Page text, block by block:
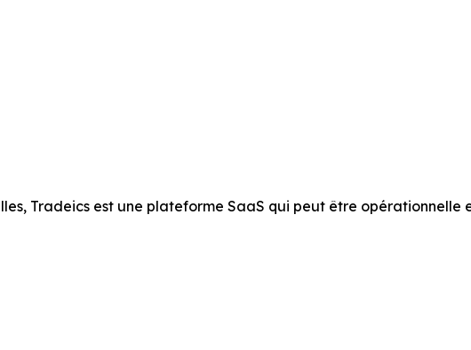
Tradeics est une plateforme SaaS qui peut être opérationnelle